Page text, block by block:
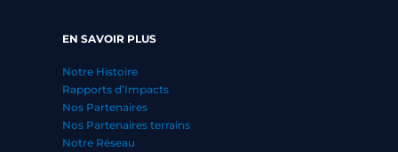
EN SAVOIR PLUS
Notre Histoire
Rapports d’Impacts
Nos Partenaires
Nos Partenaires terrains
Notre Réseau